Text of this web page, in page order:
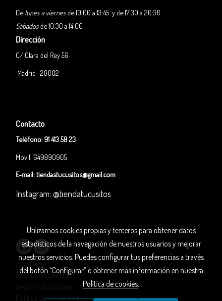
De lunes a viernesde 10:00 a 13:45 y de 17:30 a 20:30
Sábadosde 10:30 a 14:00
Dirección
C/ Clara del Rey 56
Madrid -28002
Contacto
Teléfono: 91 413 58 23
Movil: 649890905
E-mail: tiendastucusitos@gmail.com
Instagram: @tiendatucusitos
Política de cookies
Política de privacidad
Utilizamos cookies propias y terceros para obtener datos
estadísticos de la navegación de nuestros usuarios y mejorar
nuestros servicios. Puedes configurar tus preferencias a través
del botón “Configurar” o obtener más información en nuestra
Política de cookies.